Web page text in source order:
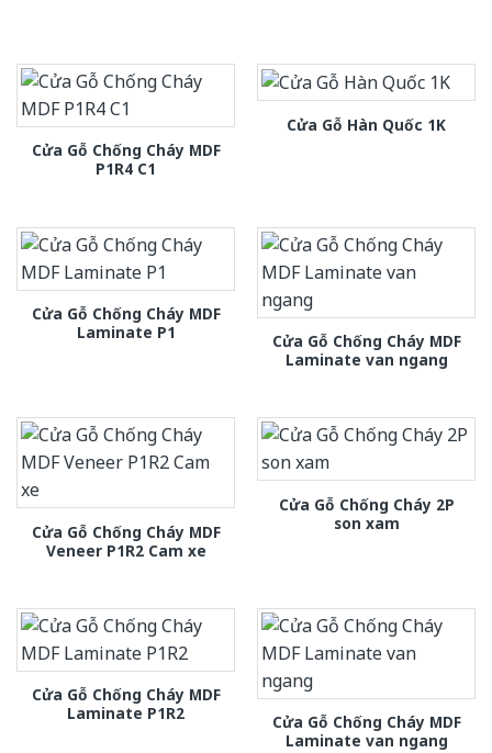
Cửa Gỗ Chống Cháy MDF
P1R4 C1
Cửa Gỗ Hàn Quốc 1K
Cửa Gỗ Chống Cháy MDF
Laminate P1
Cửa Gỗ Chống Cháy MDF
Laminate van ngang
Cửa Gỗ Chống Cháy MDF
Veneer P1R2 Cam xe
Cửa Gỗ Chống Cháy 2P
son xam
Cửa Gỗ Chống Cháy MDF
Laminate P1R2
Cửa Gỗ Chống Cháy MDF
Laminate van ngang